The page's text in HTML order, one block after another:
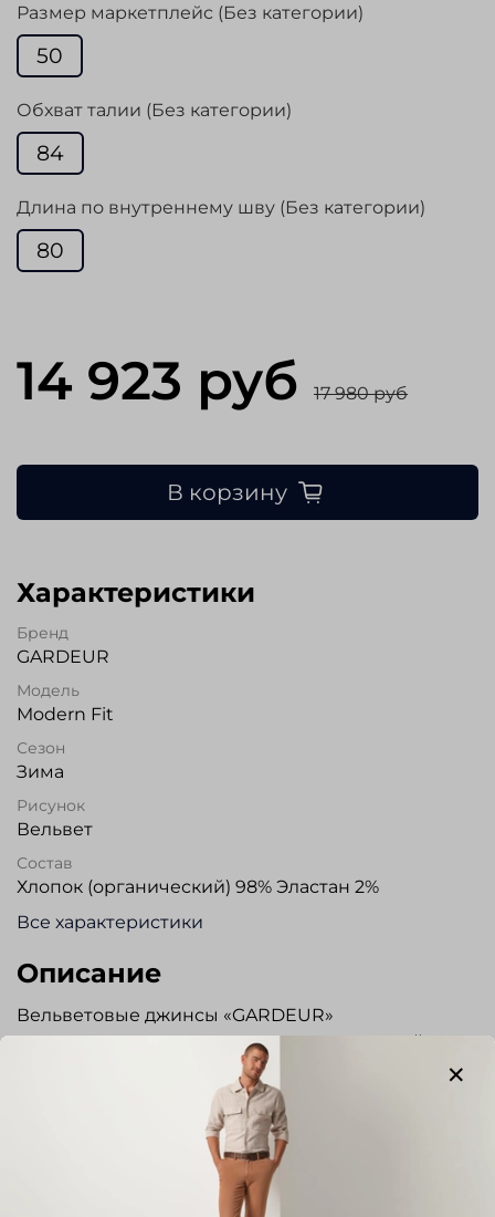
Размер маркетплейс (Без категории)
50
Обхват талии (Без категории)
84
Длина по внутреннему шву (Без категории)
80
14 923 руб 17 980 руб
В корзину
Характеристики
Бренд
GARDEUR
Модель
Modern Fit
Сезон
Зима
Рисунок
Вельвет
Состав
Хлопок (органический) 98% Эластан 2%
Все характеристики
Описание
Вельветовые джинсы «GARDEUR»
полуприлегающего силуэта с классической
посадкой. Модель выполнена из
сертифицированной ткани ( органический
хлопок + эластан). Гульфик на молнии, пояс
застегивается на пуговицу. Шлевки под ремень.
Логотип выполнен из натуральной кожи.
Джинсы прекрасно сочетаются с сорочками,